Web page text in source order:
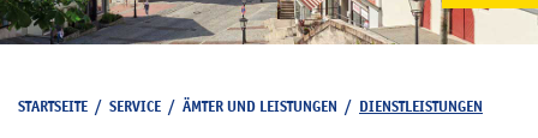
STARTSEITE / SERVICE / ÄMTER UND LEISTUNGEN / DIENSTLEISTUNGEN